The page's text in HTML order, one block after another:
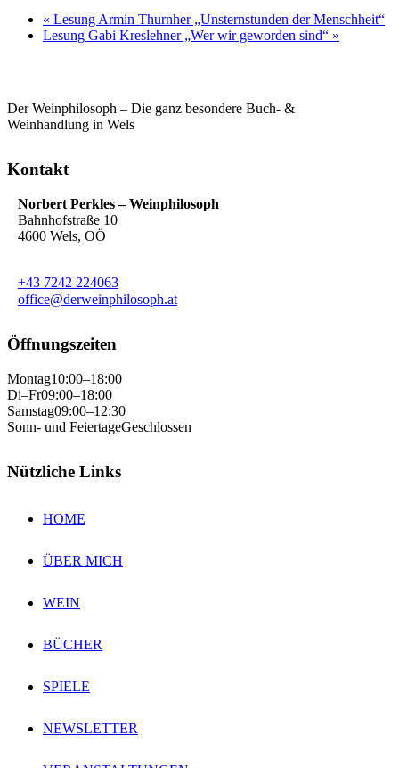
« Lesung Armin Thurnher „Unsternstunden der Menschheit“
Lesung Gabi Kreslehner „Wer wir geworden sind“ »
Der Weinphilosoph – Die ganz besondere Buch- &
Weinhandlung in Wels
Kontakt
Norbert Perkles – Weinphilosoph
Bahnhofstraße 10
4600 Wels, OÖ
+43 7242 224063
office@derweinphilosoph.at
Öffnungszeiten
Montag10:00–18:00
Di–Fr09:00–18:00
Samstag09:00–12:30
Sonn- und FeiertageGeschlossen
Nützliche Links
HOME
ÜBER MICH
WEIN
BÜCHER
SPIELE
NEWSLETTER